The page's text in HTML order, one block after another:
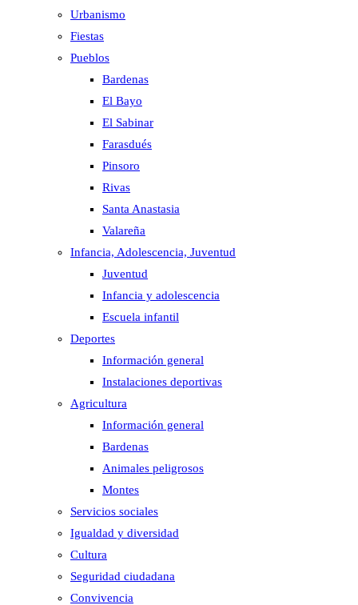
Urbanismo
Fiestas
Pueblos
Bardenas
El Bayo
El Sabinar
Farasdués
Pinsoro
Rivas
Santa Anastasia
Valareña
Infancia, Adolescencia, Juventud
Juventud
Infancia y adolescencia
Escuela infantil
Deportes
Información general
Instalaciones deportivas
Agricultura
Información general
Bardenas
Animales peligrosos
Montes
Servicios sociales
Igualdad y diversidad
Cultura
Seguridad ciudadana
Convivencia